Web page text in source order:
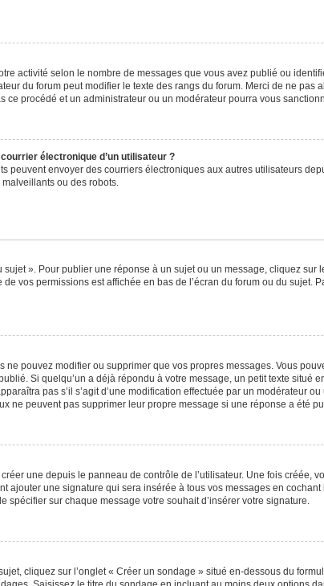
activité selon le nombre de messages que vous avez publié ou
du forum peut modifier le texte des rangs du forum. Merci de ne
ce procédé et un administrateur ou un modérateur pourra vous
électronique d’un utilisateur ?
peuvent envoyer des courriers électroniques aux autres utilisateurs
ou des robots.
». Pour publier une réponse à un sujet ou un message, cliquez sur
vos permissions est affichée en bas de l’écran du forum ou du sujet.
pouvez modifier ou supprimer que vos propres messages. Vous
Si quelqu’un a déjà répondu à votre message, un petit texte situé
pas s’il s’agit d’une modification effectuée par un modérateur
ne peuvent pas supprimer leur propre message si une réponse a été
une depuis le panneau de contrôle de l’utilisateur. Une fois créée,
ajouter une signature qui sera insérée à tous vos messages en
spécifier sur chaque message votre souhait d’insérer votre signature.
cliquez sur l’onglet « Créer un sondage » situé en-dessous du